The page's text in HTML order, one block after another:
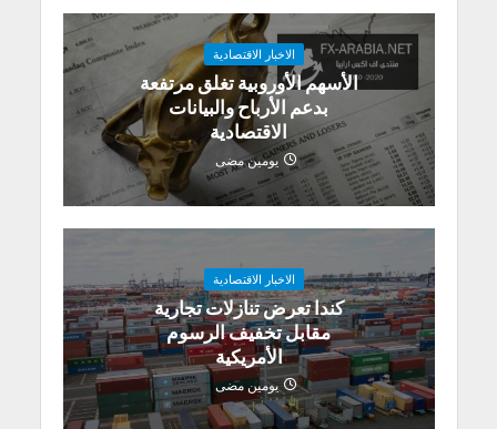
الاخبار الاقتصادية
الأسهم الأوروبية تغلق مرتفعة
بدعم الأرباح والبيانات
الاقتصادية
يومين مضى
الاخبار الاقتصادية
كندا تعرض تنازلات تجارية
مقابل تخفيف الرسوم
الأمريكية
يومين مضى